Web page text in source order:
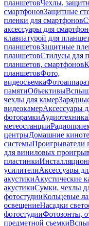
планшетовЧехлы,
смартфоновЗащитные
пленки для смартфонов
аксессуары для
клавиатурой для
планшетовЗащитные
планшетовСтилусы для
планшетов, смартфонов
планшетовФото,
видеосъемка
памятиОбъективы
чехлы для камер
видеокамерАксессуары
фоторамкиАудиотехника
метеостанции
центрыДомашние
системыПроигрыватели
для виниловых
пластинки
усилителиАксессуары
акустикиАкустические
акустикиСумки, чехлы
фотостудииКольцевые
освещениеНасадки
фотостудииФотозонты,
предметной съемки